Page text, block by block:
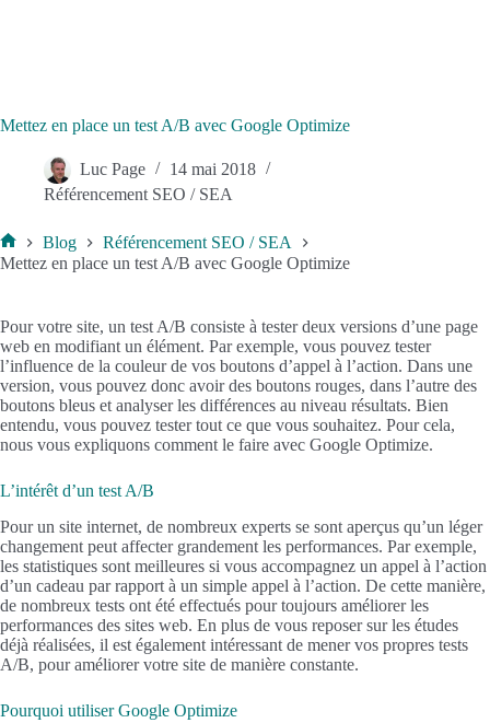
Mettez en place un test A/B avec Google Optimize
Luc Page
14 mai 2018
Référencement SEO / SEA
Accueil
Blog
Référencement SEO / SEA
Mettez en place un test A/B avec Google Optimize
Pour votre site, un test A/B consiste à tester deux versions d’une page
web en modifiant un élément. Par exemple, vous pouvez tester
l’influence de la couleur de vos boutons d’appel à l’action. Dans une
version, vous pouvez donc avoir des boutons rouges, dans l’autre des
boutons bleus et analyser les différences au niveau résultats. Bien
entendu, vous pouvez tester tout ce que vous souhaitez. Pour cela,
nous vous expliquons comment le faire avec Google Optimize.
L’intérêt d’un test A/B
Pour un site internet, de nombreux experts se sont aperçus qu’un léger
changement peut affecter grandement les performances. Par exemple,
les statistiques sont meilleures si vous accompagnez un appel à l’action
d’un cadeau par rapport à un simple appel à l’action. De cette manière,
de nombreux tests ont été effectués pour toujours améliorer les
performances des sites web. En plus de vous reposer sur les études
déjà réalisées, il est également intéressant de mener vos propres tests
A/B, pour améliorer votre site de manière constante.
Pourquoi utiliser Google Optimize